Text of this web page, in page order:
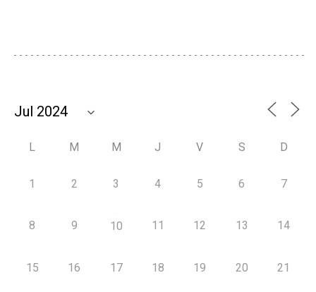
L M M J V S D
1 2 3 4 5 6 7
8 9 10 11 12 13 14
15 16 17 18 19 20 21